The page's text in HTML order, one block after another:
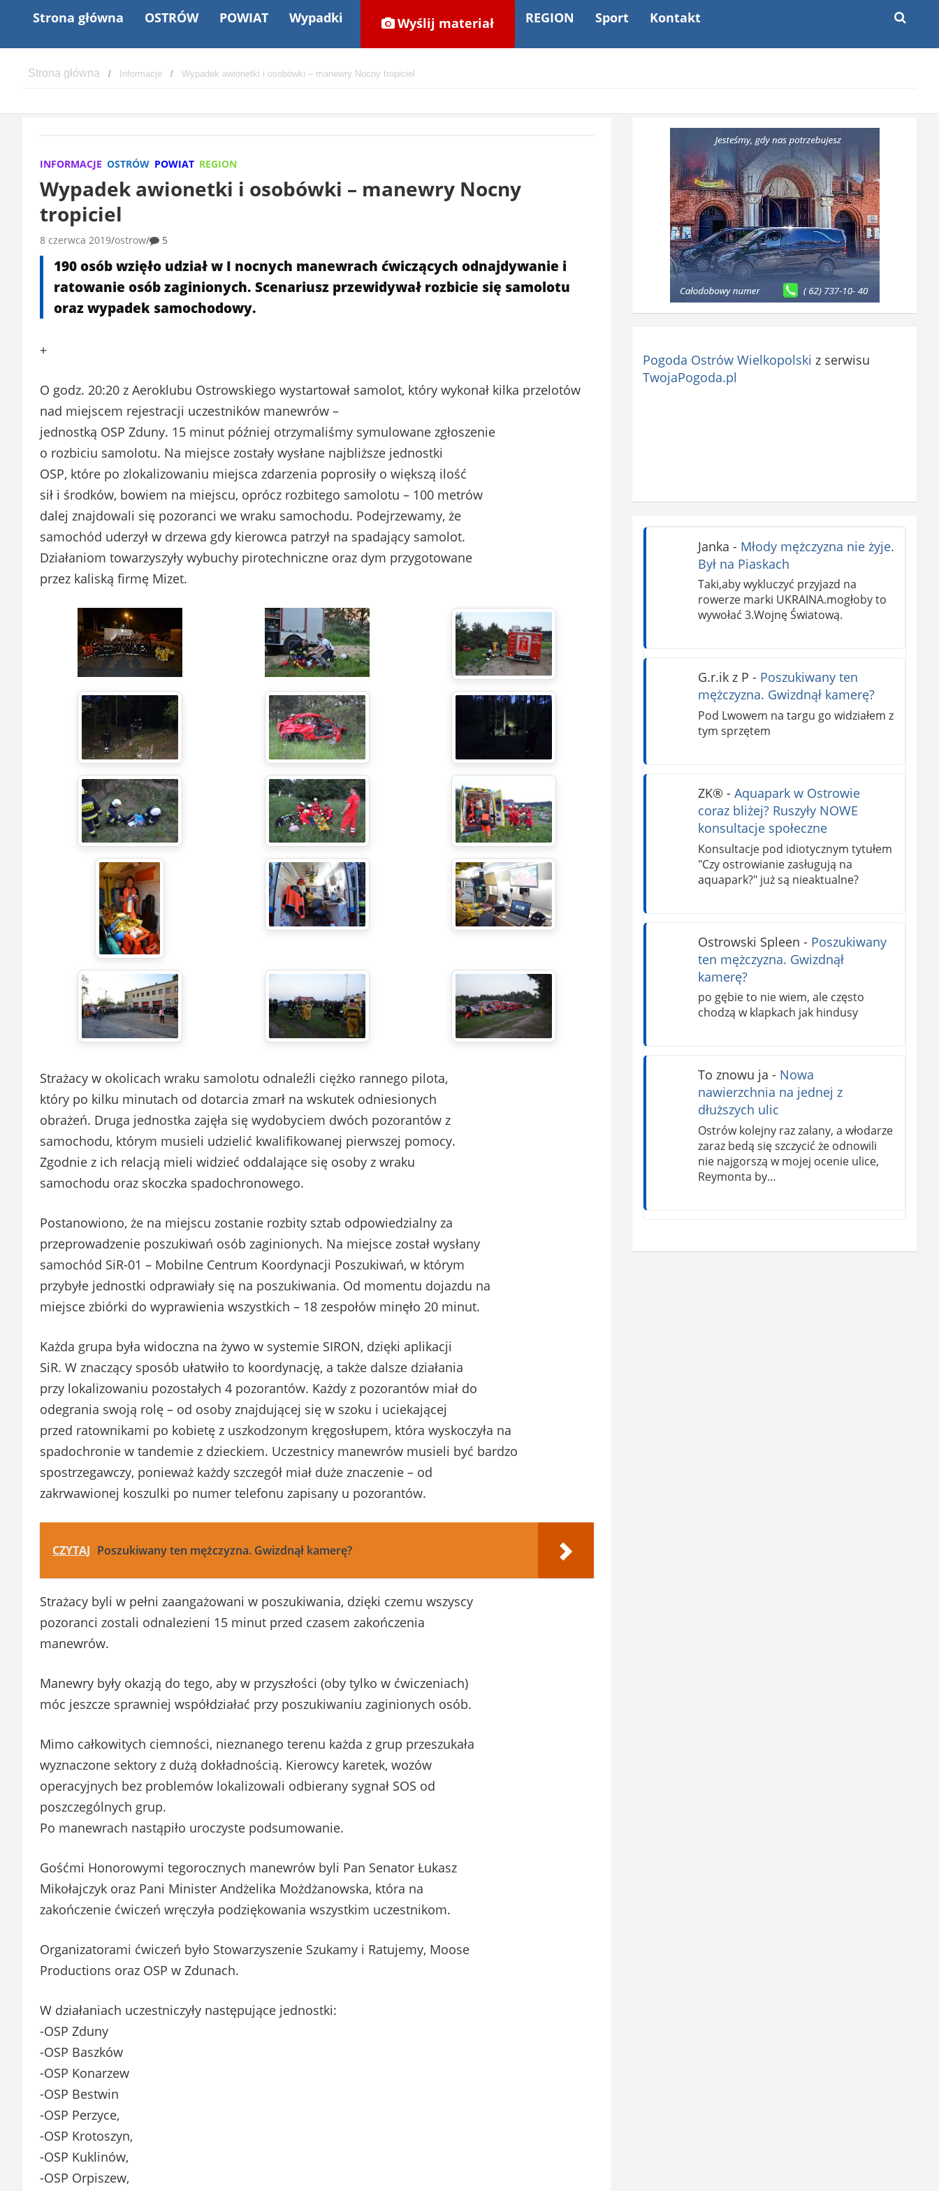
Strona główna OSTRÓW POWIAT Wypadki Wyślij materiał REGION Sport Kontakt
Informacje Wypadek awionetki i osobówki – manewry Nocny tropiciel
INFORMACJE OSTRÓW POWIAT REGION
Wypadek awionetki i osobówki – manewry Nocny
tropiciel
8 czerwca 2019 ostrow 5
190 osób wzięło udział w I nocnych manewrach ćwiczących odnajdywanie i
ratowanie osób zaginionych. Scenariusz przewidywał rozbicie się samolotu
oraz wypadek samochodowy.
+
O godz. 20:20 z Aeroklubu Ostrowskiego wystartował samolot, który wykonał kilka przelotów
nad miejscem rejestracji uczestników manewrów –
jednostką OSP Zduny. 15 minut później otrzymaliśmy symulowane zgłoszenie
o rozbiciu samolotu. Na miejsce zostały wysłane najbliższe jednostki
OSP, które po zlokalizowaniu miejsca zdarzenia poprosiły o większą ilość
sił i środków, bowiem na miejscu, oprócz rozbitego samolotu – 100 metrów
dalej znajdowali się pozoranci we wraku samochodu. Podejrzewamy, że
samochód uderzył w drzewa gdy kierowca patrzył na spadający samolot.
Działaniom towarzyszyły wybuchy pirotechniczne oraz dym przygotowane
przez kaliską firmę Mizet.
Strażacy w okolicach wraku samolotu odnaleźli ciężko rannego pilota,
który po kilku minutach od dotarcia zmarł na wskutek odniesionych
obrażeń. Druga jednostka zajęła się wydobyciem dwóch pozorantów z
samochodu, którym musieli udzielić kwalifikowanej pierwszej pomocy.
Zgodnie z ich relacją mieli widzieć oddalające się osoby z wraku
samochodu oraz skoczka spadochronowego.
Postanowiono, że na miejscu zostanie rozbity sztab odpowiedzialny za
przeprowadzenie poszukiwań osób zaginionych. Na miejsce został wysłany
samochód SiR-01 – Mobilne Centrum Koordynacji Poszukiwań, w którym
przybyłe jednostki odprawiały się na poszukiwania. Od momentu dojazdu na
miejsce zbiórki do wyprawienia wszystkich – 18 zespołów minęło 20 minut.
Każda grupa była widoczna na żywo w systemie SIRON, dzięki aplikacji
SiR. W znaczący sposób ułatwiło to koordynację, a także dalsze działania
przy lokalizowaniu pozostałych 4 pozorantów. Każdy z pozorantów miał do
odegrania swoją rolę – od osoby znajdującej się w szoku i uciekającej
przed ratownikami po kobietę z uszkodzonym kręgosłupem, która wyskoczyła na
spadochronie w tandemie z dzieckiem. Uczestnicy manewrów musieli być bardzo
spostrzegawczy, ponieważ każdy szczegół miał duże znaczenie – od
zakrwawionej koszulki po numer telefonu zapisany u pozorantów.
CZYTAJ Poszukiwany ten mężczyzna. Gwizdnął kamerę?
Strażacy byli w pełni zaangażowani w poszukiwania, dzięki czemu wszyscy
pozoranci zostali odnalezieni 15 minut przed czasem zakończenia
manewrów.
Manewry były okazją do tego, aby w przyszłości (oby tylko w ćwiczeniach)
móc jeszcze sprawniej współdziałać przy poszukiwaniu zaginionych osób.
Mimo całkowitych ciemności, nieznanego terenu każda z grup przeszukała
wyznaczone sektory z dużą dokładnością. Kierowcy karetek, wozów
operacyjnych bez problemów lokalizowali odbierany sygnał SOS od
poszczególnych grup.
Po manewrach nastąpiło uroczyste podsumowanie.
Gośćmi Honorowymi tegorocznych manewrów byli Pan Senator Łukasz
Mikołajczyk oraz Pani Minister Andżelika Możdżanowska, która na
zakończenie ćwiczeń wręczyła podziękowania wszystkim uczestnikom.
Organizatorami ćwiczeń było Stowarzyszenie Szukamy i Ratujemy, Moose
Productions oraz OSP w Zdunach.
W działaniach uczestniczyły następujące jednostki:
-OSP Zduny
-OSP Baszków
-OSP Konarzew
-OSP Bestwin
-OSP Perzyce,
-OSP Krotoszyn,
-OSP Kuklinów,
-OSP Orpiszew,
Pogoda Ostrów Wielkopolski z serwisu
TwojaPogoda.pl
Janka - Młody mężczyzna nie żyje.
Był na Piaskach
Taki,aby wykluczyć przyjazd na
rowerze marki UKRAINA.mogłoby to
wywołać 3.Wojnę Światową.
G.r.ik z P - Poszukiwany ten
mężczyzna. Gwizdnął kamerę?
Pod Lwowem na targu go widziałem z
tym sprzętem
ZK®️ - Aquapark w Ostrowie
coraz bliżej? Ruszyły NOWE
konsultacje społeczne
Konsultacje pod idiotycznym tytułem
"Czy ostrowianie zasługują na
aquapark?" już są nieaktualne?
Ostrowski Spleen - Poszukiwany
ten mężczyzna. Gwizdnął
kamerę?
po gębie to nie wiem, ale często
chodzą w klapkach jak hindusy
To znowu ja - Nowa
nawierzchnia na jednej z
dłuższych ulic
Ostrów kolejny raz zalany, a włodarze
zaraz bedą się szczycić że odnowili
nie najgorszą w mojej ocenie ulice,
Reymonta by…